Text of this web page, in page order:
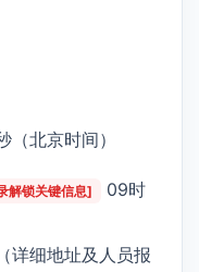
北京时间）
解锁关键信息]
09时
详细地址及人员报